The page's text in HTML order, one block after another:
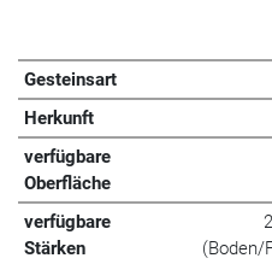
Gesteinsart
Herkunft
verfügbare
Oberfläche
verfügbare
Stärken
(Boden/